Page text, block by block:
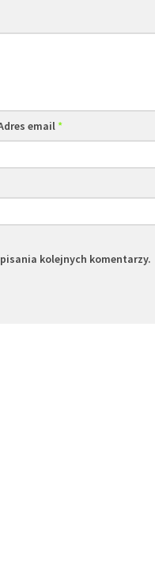
email*
kolejnych komentarzy.